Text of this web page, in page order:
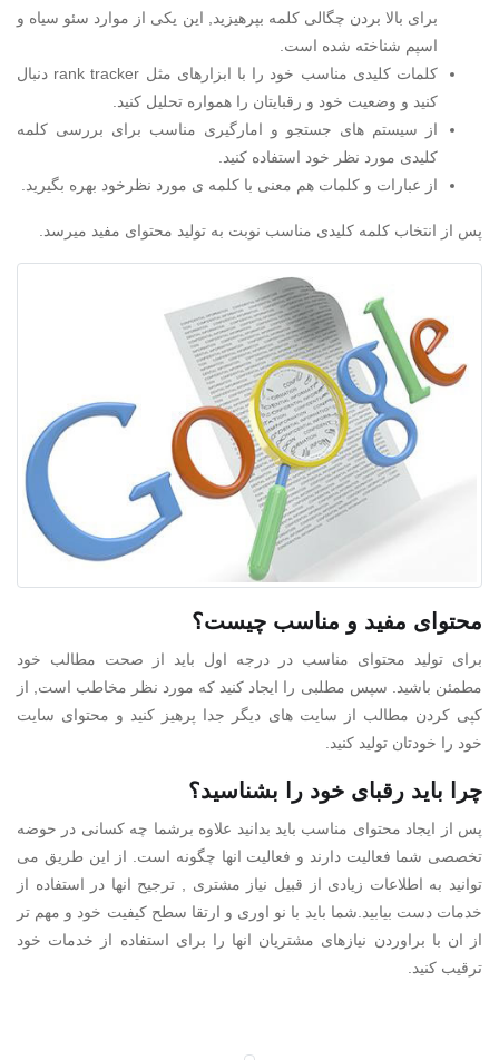
برای بالا بردن چگالی کلمه بپرهیزید, این یکی از موارد سئو سیاه و
اسپم شناخته شده است.
کلمات کلیدی مناسب خود را با ابزارهای مثل rank tracker دنبال
کنید و وضعیت خود و رقبایتان را همواره تحلیل کنید.
از سیستم های جستجو و امارگیری مناسب برای بررسی کلمه
کلیدی مورد نظر خود استفاده کنید.
از عبارات و کلمات هم معنی با کلمه ی مورد نظرخود بهره بگیرید.
پس از انتخاب کلمه کلیدی مناسب نوبت به تولید محتوای مفید میرسد.
محتوای مفید و مناسب چیست؟
برای تولید محتوای مناسب در درجه اول باید از صحت مطالب خود
مطمئن باشید. سپس مطلبی را ایجاد کنید که مورد نظر مخاطب است, از
کپی کردن مطالب از سایت های دیگر جدا پرهیز کنید و محتوای سایت
خود را خودتان تولید کنید.
چرا باید رقبای خود را بشناسید؟
پس از ایجاد محتوای مناسب باید بدانید علاوه برشما چه کسانی در حوضه
تخصصی شما فعالیت دارند و فعالیت انها چگونه است. از این طریق می
توانید به اطلاعات زیادی از قبیل نیاز مشتری , ترجیح انها در استفاده از
خدمات دست بیابید.شما باید با نو اوری و ارتقا سطح کیفیت خود و مهم تر
از ان با براوردن نیازهای مشتریان انها را برای استفاده از خدمات خود
ترقیب کنید.